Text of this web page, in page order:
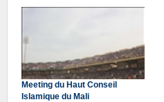
Meeting du Haut Conseil
Islamique du Mali